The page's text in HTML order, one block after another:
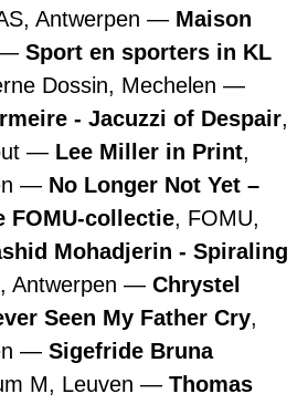
Antwerpen
Maison
Sport en sporters in KL
Dossin, Mechelen
- Jacuzzi of Despair,
Lee Miller in Print,
No Longer Not Yet –
FOMU-collectie, FOMU,
Mohadjerin - Spiraling
Antwerpen
Chrystel
Seen My Father Cry,
Sigefride Bruna
M, Leuven
Thomas